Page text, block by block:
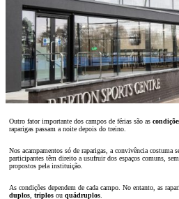
Outro fator importante dos campos de férias são as
raparigas passam a noite depois do treino.
Nos acampamentos só de raparigas, a convivência costuma
participantes têm direito a usufruir dos espaços comuns,
propostos pela instituição.
As condições dependem de cada campo. No entanto, as
duplos triplos ou quádruplos